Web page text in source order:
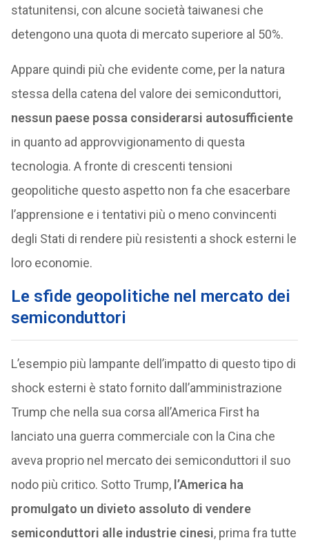
statunitensi, con alcune società taiwanesi che
detengono una quota di mercato superiore al 50%.
Appare quindi più che evidente come, per la natura
stessa della catena del valore dei semiconduttori,
nessun paese possa considerarsi autosufficiente
in quanto ad approvvigionamento di questa
tecnologia. A fronte di crescenti tensioni
geopolitiche questo aspetto non fa che esacerbare
l’apprensione e i tentativi più o meno convincenti
degli Stati di rendere più resistenti a shock esterni le
loro economie.
Le sfide geopolitiche nel mercato dei
semiconduttori
L’esempio più lampante dell’impatto di questo tipo di
shock esterni è stato fornito dall’amministrazione
Trump che nella sua corsa all’America First ha
lanciato una guerra commerciale con la Cina che
aveva proprio nel mercato dei semiconduttori il suo
nodo più critico. Sotto Trump, l’America ha
promulgato un divieto assoluto di vendere
semiconduttori alle industrie cinesi, prima fra tutte